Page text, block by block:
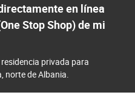
en línea
Stop Shop) de mi
privada para
norte de Albania.